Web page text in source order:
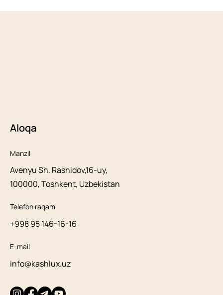
Aloqa
Manzil
Avenyu Sh. Rashidov,16-uy,
100000, Toshkent, Uzbekistan
Telefon raqam
+998 95 146-16-16
E-mail
info@kashlux.uz